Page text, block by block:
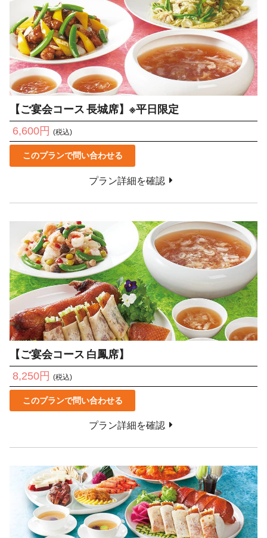
【ご宴会コース 長城席】※平日限定
6,600円 (税込)
このプランで問い合わせる
プラン詳細を確認
【ご宴会コース 白鳳席】
8,250円 (税込)
このプランで問い合わせる
プラン詳細を確認